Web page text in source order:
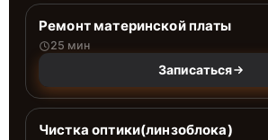
Ремонт материнской платы
25 мин
Записаться
Чистка оптики(линзоблока)